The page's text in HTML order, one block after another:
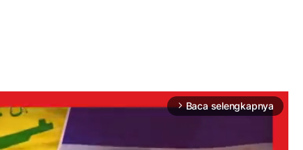
arrow_forward_ios Baca selengkapnya